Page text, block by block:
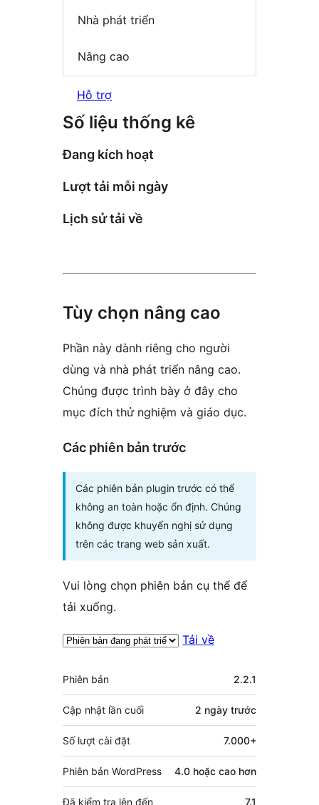
Nhà phát triển
Nâng cao
Hỗ trợ
Số liệu thống kê
Đang kích hoạt
Lượt tải mỗi ngày
Lịch sử tải về
Tùy chọn nâng cao
Phần này dành riêng cho người
dùng và nhà phát triển nâng cao.
Chúng được trình bày ở đây cho
mục đích thử nghiệm và giáo dục.
Các phiên bản trước
Các phiên bản plugin trước có thể
không an toàn hoặc ổn định. Chúng
không được khuyến nghị sử dụng
trên các trang web sản xuất.
Vui lòng chọn phiên bản cụ thể để
tải xuống.
Tải về
Meta
Phiên bản 2.2.1
Cập nhật lần cuối 2 ngày trước
Số lượt cài đặt 7.000+
Phiên bản WordPress 4.0 hoặc cao hơn
Đã kiểm tra lên đến 7.1